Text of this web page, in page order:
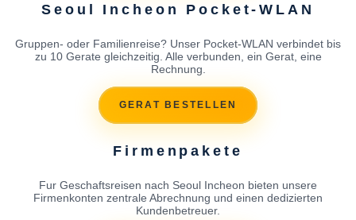
Seoul Incheon Pocket-WLAN
Gruppen- oder Familienreise? Unser Pocket-WLAN verbindet bis
zu 10 Gerate gleichzeitig. Alle verbunden, ein Gerat, eine
Rechnung.
GERAT BESTELLEN
Firmenpakete
Fur Geschaftsreisen nach Seoul Incheon bieten unsere
Firmenkonten zentrale Abrechnung und einen dedizierten
Kundenbetreuer.